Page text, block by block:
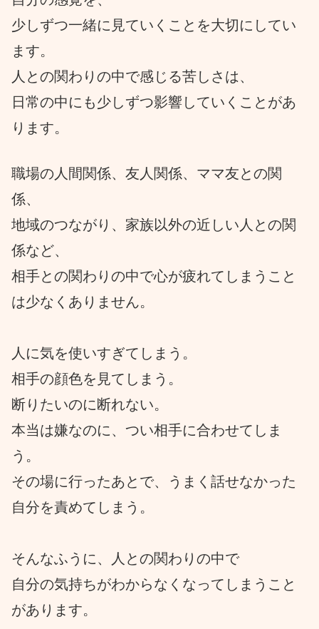
少しずつ一緒に見ていくことを大切にしてい
ます。
人との関わりの中で感じる苦しさは、
日常の中にも少しずつ影響していくことがあ
ります。
職場の人間関係、友人関係、ママ友との関
係、
地域のつながり、家族以外の近しい人との関
係など、
相手との関わりの中で心が疲れてしまうこと
は少なくありません。
人に気を使いすぎてしまう。
相手の顔色を見てしまう。
断りたいのに断れない。
本当は嫌なのに、つい相手に合わせてしま
う。
その場に行ったあとで、うまく話せなかった
自分を責めてしまう。
そんなふうに、人との関わりの中で
自分の気持ちがわからなくなってしまうこと
があります。